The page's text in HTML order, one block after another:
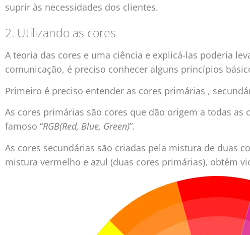
suprir às necessidades dos clientes.
2. Utilizando as cores
A teoria das cores e uma ciência e explicá-las poderia
comunicação, é preciso conhecer alguns princípios
Primeiro é preciso entender as cores primárias ,
As cores primárias são cores que dão origem a todas
famoso “RGB(Red, Blue, Green)”.
As cores secundárias são criadas pela mistura de duas
mistura vermelho e azul (duas cores primárias), obtém